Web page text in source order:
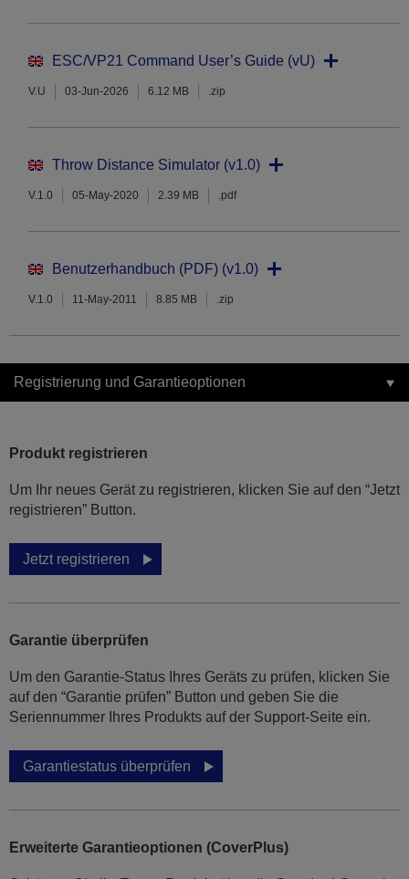
ESC/VP21 Command User’s Guide (vU)
V.U 03-Jun-2026 6.12 MB .zip
Throw Distance Simulator (v1.0)
V.1.0 05-May-2020 2.39 MB .pdf
Benutzerhandbuch (PDF) (v1.0)
V.1.0 11-May-2011 8.85 MB .zip
Registrierung und Garantieoptionen
Produkt registrieren
Um Ihr neues Gerät zu registrieren, klicken Sie auf den “Jetzt
registrieren” Button.
Jetzt registrieren
Garantie überprüfen
Um den Garantie-Status Ihres Geräts zu prüfen, klicken Sie
auf den “Garantie prüfen” Button und geben Sie die
Seriennummer Ihres Produkts auf der Support-Seite ein.
Garantiestatus überprüfen
Erweiterte Garantieoptionen (CoverPlus)